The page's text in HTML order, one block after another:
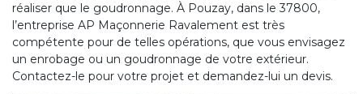
réaliser que le goudronnage. À Pouzay, dans le 37800,
l’entreprise AP Maçonnerie Ravalement est très
compétente pour de telles opérations, que vous envisagez
un enrobage ou un goudronnage de votre extérieur.
Contactez-le pour votre projet et demandez-lui un devis.